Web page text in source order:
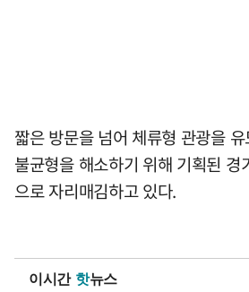
짧은 방문을 넘어 체류형 관광을
불균형을 해소하기 위해 기획된 경
으로 자리매김하고 있다.
이시간 핫뉴스